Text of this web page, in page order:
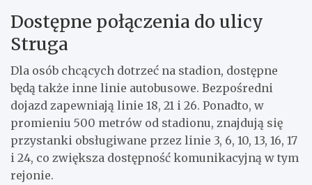
Dostępne połączenia do ulicy
Struga
Dla osób chcących dotrzeć na stadion, dostępne
będą także inne linie autobusowe. Bezpośredni
dojazd zapewniają linie 18, 21 i 26. Ponadto, w
promieniu 500 metrów od stadionu, znajdują się
przystanki obsługiwane przez linie 3, 6, 10, 13, 16, 17
i 24, co zwiększa dostępność komunikacyjną w tym
rejonie.